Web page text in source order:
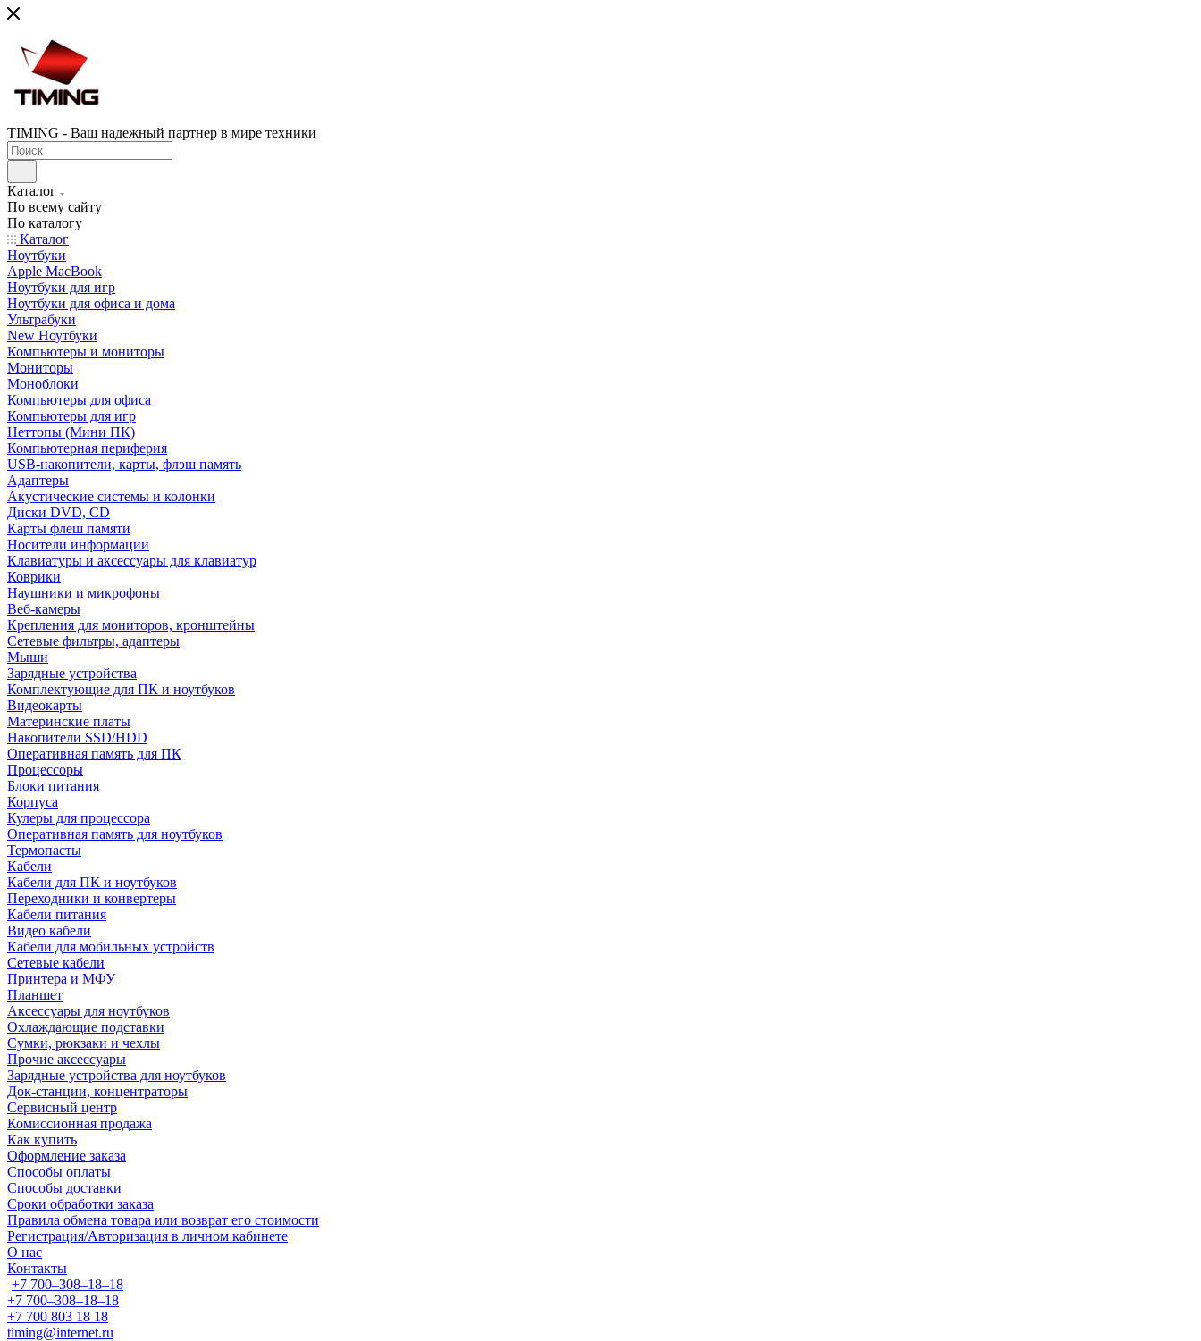
TIMING - Ваш надежный партнер в мире техники
Каталог
По всему сайту
По каталогу
Каталог
Ноутбуки
Apple MacBook
Ноутбуки для игр
Ноутбуки для офиса и дома
Ультрабуки
New Ноутбуки
Компьютеры и мониторы
Мониторы
Моноблоки
Компьютеры для офиса
Компьютеры для игр
Неттопы (Мини ПК)
Компьютерная периферия
USB-накопители, карты, флэш память
Адаптеры
Акустические системы и колонки
Диски DVD, CD
Карты флеш памяти
Носители информации
Клавиатуры и аксессуары для клавиатур
Коврики
Наушники и микрофоны
Веб-камеры
Крепления для мониторов, кронштейны
Сетевые фильтры, адаптеры
Мыши
Зарядные устройства
Комплектующие для ПК и ноутбуков
Видеокарты
Материнские платы
Накопители SSD/HDD
Оперативная память для ПК
Процессоры
Блоки питания
Корпуса
Кулеры для процессора
Оперативная память для ноутбуков
Термопасты
Кабели
Кабели для ПК и ноутбуков
Переходники и конвертеры
Кабели питания
Видео кабели
Кабели для мобильных устройств
Сетевые кабели
Принтера и МФУ
Планшет
Аксессуары для ноутбуков
Охлаждающие подставки
Сумки, рюкзаки и чехлы
Прочие аксессуары
Зарядные устройства для ноутбуков
Док-станции, концентраторы
Сервисный центр
Комиссионная продажа
Как купить
Оформление заказа
Способы оплаты
Способы доставки
Сроки обработки заказа
Правила обмена товара или возврат его стоимости
Регистрация/Авторизация в личном кабинете
О нас
Контакты
+7 700‒308‒18‒18
+7 700‒308‒18‒18
+7 700 803 18 18
timing@internet.ru